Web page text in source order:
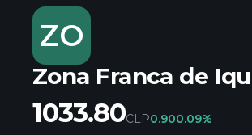
ZO
Zona Franca de
1033.80CLP0.900.09%